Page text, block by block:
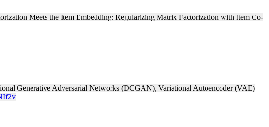
Meets the Item Embedding: Regularizing Matrix Factorization with Item Co-
Generative Adversarial Networks (DCGAN), Variational Autoencoder (VAE)